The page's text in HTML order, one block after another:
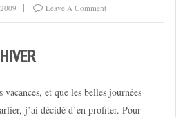
Leave A Comment
et que les belles journées
j’ai décidé d’en profiter. Pour